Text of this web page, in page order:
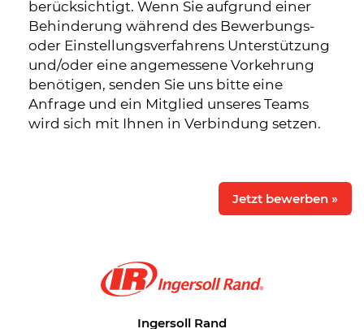
berücksichtigt. Wenn Sie aufgrund einer
Behinderung während des Bewerbungs-
oder Einstellungsverfahrens Unterstützung
und/oder eine angemessene Vorkehrung
benötigen, senden Sie uns bitte eine
Anfrage und ein Mitglied unseres Teams
wird sich mit Ihnen in Verbindung setzen.
Jetzt bewerben »
Ingersoll Rand